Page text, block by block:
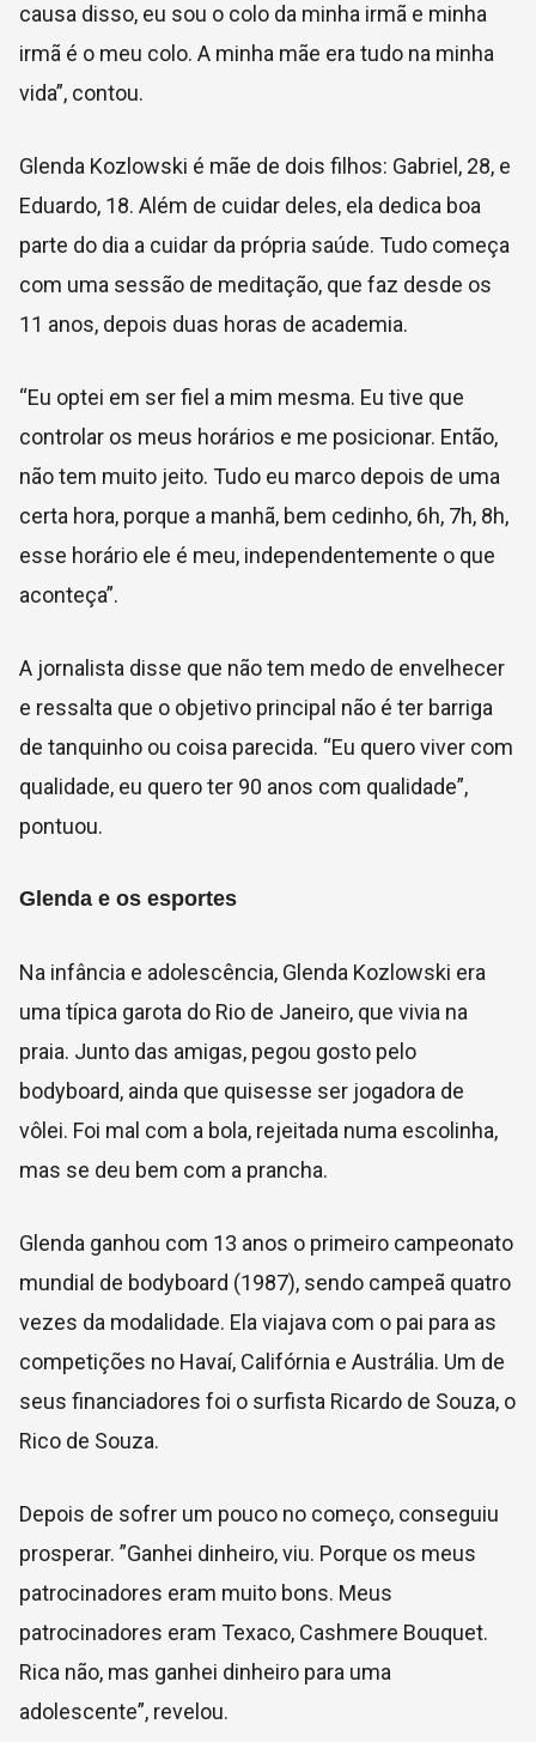
causa disso, eu sou o colo da minha irmã e minha
irmã é o meu colo. A minha mãe era tudo na minha
vida”, contou.
Glenda Kozlowski é mãe de dois filhos: Gabriel, 28, e
Eduardo, 18. Além de cuidar deles, ela dedica boa
parte do dia a cuidar da própria saúde. Tudo começa
com uma sessão de meditação, que faz desde os
11 anos, depois duas horas de academia.
“Eu optei em ser fiel a mim mesma. Eu tive que
controlar os meus horários e me posicionar. Então,
não tem muito jeito. Tudo eu marco depois de uma
certa hora, porque a manhã, bem cedinho, 6h, 7h, 8h,
esse horário ele é meu, independentemente o que
aconteça”.
A jornalista disse que não tem medo de envelhecer
e ressalta que o objetivo principal não é ter barriga
de tanquinho ou coisa parecida. “Eu quero viver com
qualidade, eu quero ter 90 anos com qualidade”,
pontuou.
Glenda e os esportes
Na infância e adolescência, Glenda Kozlowski era
uma típica garota do Rio de Janeiro, que vivia na
praia. Junto das amigas, pegou gosto pelo
bodyboard, ainda que quisesse ser jogadora de
vôlei. Foi mal com a bola, rejeitada numa escolinha,
mas se deu bem com a prancha.
Glenda ganhou com 13 anos o primeiro campeonato
mundial de bodyboard (1987), sendo campeã quatro
vezes da modalidade. Ela viajava com o pai para as
competições no Havaí, Califórnia e Austrália. Um de
seus financiadores foi o surfista Ricardo de Souza, o
Rico de Souza.
Depois de sofrer um pouco no começo, conseguiu
prosperar. ”Ganhei dinheiro, viu. Porque os meus
patrocinadores eram muito bons. Meus
patrocinadores eram Texaco, Cashmere Bouquet.
Rica não, mas ganhei dinheiro para uma
adolescente”, revelou.